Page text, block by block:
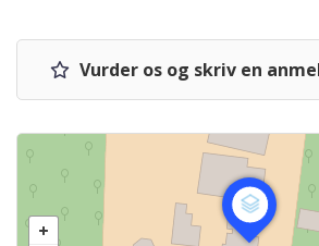
Vurder os og skriv en